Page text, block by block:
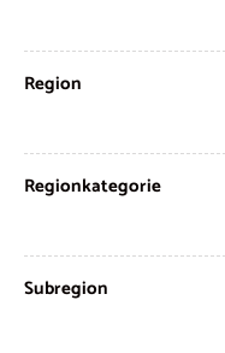
Region
Regionkategorie
Subregion